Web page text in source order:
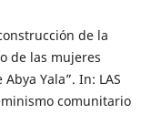
de la
de las mujeres
Yala”. In: LAS
comunitario